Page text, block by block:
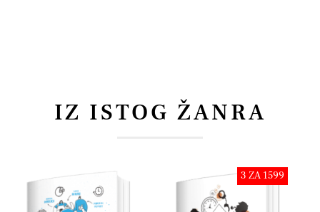
IZ ISTOG ŽANRA
3 ZA 1599